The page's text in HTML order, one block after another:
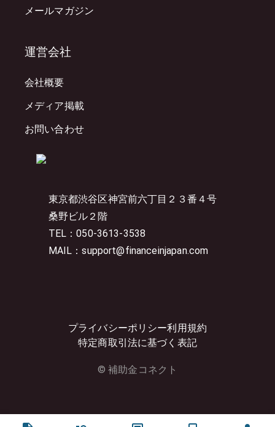
東京都渋谷区神宮前六丁目２３番４号
桑野ビル２階
TEL：050-3613-3538
MAIL：support@financeinjapan.com
プライバシーポリシー利用規約
特定商取引法に基づく表記
© 補助金コネクト
メールマガジン
運営会社
会社概要
メディア掲載
お問い合わせ